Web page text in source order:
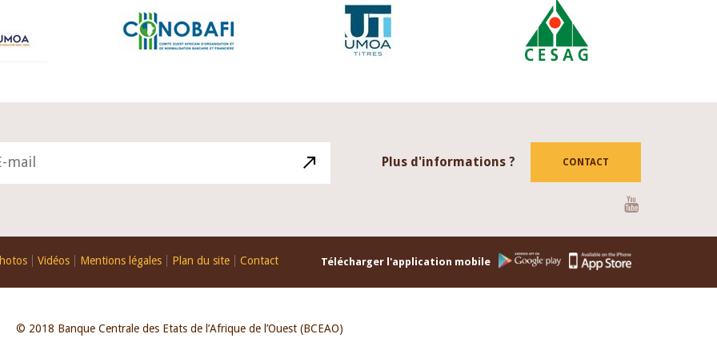
Plus d'informations ? CONTACT
Vidéos Mentions légales Plan du site Contact Télécharger l'application mobile
© 2018 Banque Centrale des Etats de l’Afrique de l’Ouest (BCEAO)